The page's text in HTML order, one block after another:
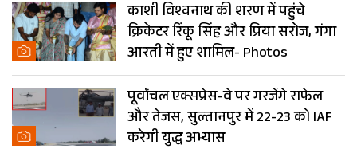
काशी विश्वनाथ की शरण में पहुंचे
क्रिकेटर रिंकू सिंह और प्रिया सरोज, गंगा
आरती में हुए शामिल- Photos
पूर्वांचल एक्सप्रेस-वे पर गरजेंगे राफेल
और तेजस, सुल्तानपुर में 22-23 को IAF
करेगी युद्ध अभ्यास